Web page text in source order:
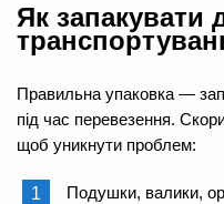
Як запакувати
Правильна упаковка —
під час перевезення.
щоб уникнути проблем:
Подушки, валики,